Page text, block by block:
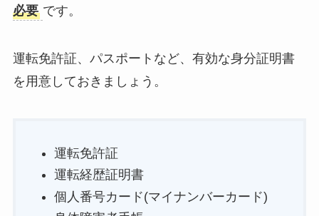
必要 です。
運転免許証、パスポートなど、有効な身分証明書
を用意しておきましょう。
運転免許証
運転経歴証明書
個人番号カード(マイナンバーカード)